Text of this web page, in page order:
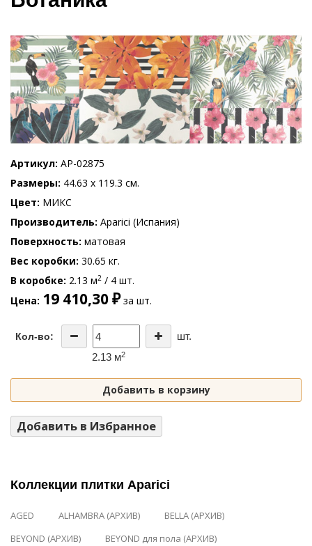
Артикул AP-02875
Размеры 44.63 x 119.3 см.
Цвет МИКС
Производитель Aparici (Испания)
Поверхность матовая
Вес коробки 30.65 кг.
В коробке 2.13 м2 / 4 шт.
Цена 19 410,30 ₽за шт.
Кол-во:
шт.
2.13 м2
Добавить в корзину
Добавить в Избранное
Коллекции плитки Aparici
AGED ALHAMBRA (АРХИВ)
BELLA (АРХИВ)
BEYOND (АРХИВ)
BEYOND для пола (АРХИВ)